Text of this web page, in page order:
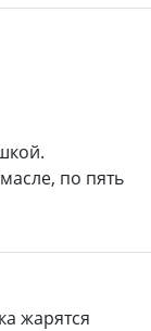
по пять
жарятся